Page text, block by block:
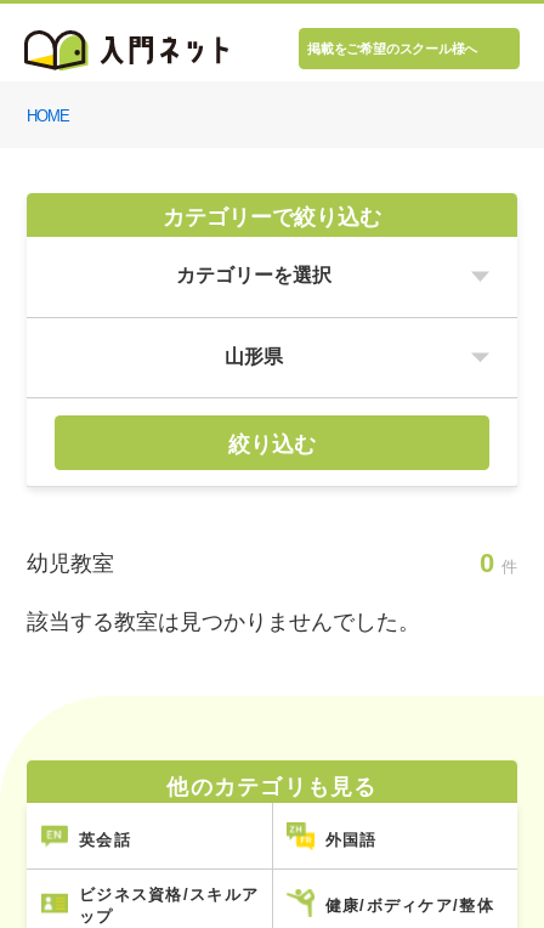
掲載をご希望のスクール様へ
HOME
カテゴリーで絞り込む
絞り込む
幼児教室 0 件
該当する教室は見つかりませんでした。
他のカテゴリも見る
英会話 外国語
ビジネス資格/スキルア
ップ
健康/ボディケア/整体